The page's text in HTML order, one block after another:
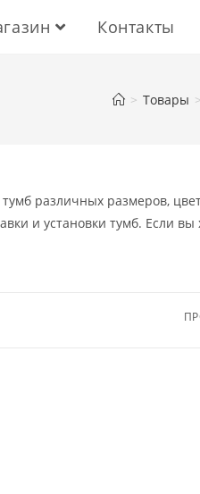
Контакты
> Товары >
различных размеров,
и установки тумб. Если вы